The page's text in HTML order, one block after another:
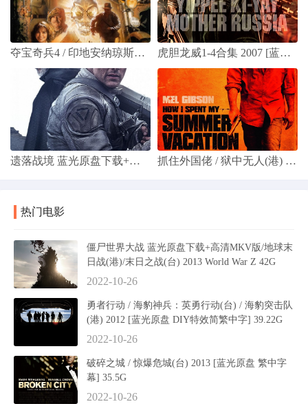
夺宝奇兵4 / 印地安纳琼斯和水晶骷髅王国 / 夺宝奇兵4：水晶头骨王国 [蓝光原盘下载] 37.09G 虎胆龙威1-4合集 2007 [蓝光原盘下载 国语中字] 158G
遗落战境 蓝光原盘下载+高清MKV版/遗忘星球/地平线/遗忘/攻‧元2077(港) 2013 Oblivion 44.2G 抓住外国佬 / 狱中无人(港) / 我如何度过暑假 2012 [蓝光原盘 美版高码 DIY简繁中字] 34.81G
热门电影
僵尸世界大战 蓝光原盘下载+高清MKV版/地球末
日战(港)/末日之战(台) 2013 World War Z 42G
2022-10-26
勇者行动 / 海豹神兵：英勇行动(台) / 海豹突击队
(港) 2012 [蓝光原盘 DIY特效简繁中字] 39.22G
2022-10-26
破碎之城 / 惊爆危城(台) 2013 [蓝光原盘 繁中字
幕] 35.5G
2022-10-26